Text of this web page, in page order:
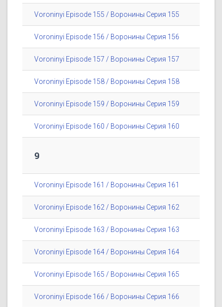
Voroninyi Episode 155 / Воронины Серия 155
Voroninyi Episode 156 / Воронины Серия 156
Voroninyi Episode 157 / Воронины Серия 157
Voroninyi Episode 158 / Воронины Серия 158
Voroninyi Episode 159 / Воронины Серия 159
Voroninyi Episode 160 / Воронины Серия 160
9
Voroninyi Episode 161 / Воронины Серия 161
Voroninyi Episode 162 / Воронины Серия 162
Voroninyi Episode 163 / Воронины Серия 163
Voroninyi Episode 164 / Воронины Серия 164
Voroninyi Episode 165 / Воронины Серия 165
Voroninyi Episode 166 / Воронины Серия 166